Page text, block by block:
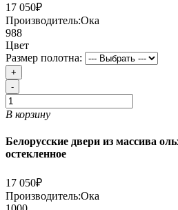
17 050₽
Производитель:Ока
988
Цвет
Размер полотна:
+
-
В корзину
Белорусские двери из массива
остекленное
17 050₽
Производитель:Ока